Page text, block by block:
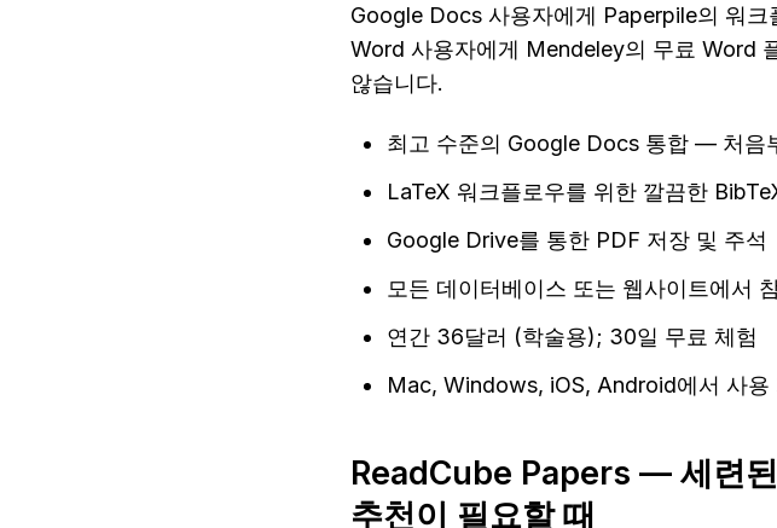
Google Docs 사용자에게 Paperpile의 워
Word 사용자에게 Mendeley의 무료 Word
않습니다.
최고 수준의 Google Docs 통합 — 처음
LaTeX 워크플로우를 위한 깔끔한
Google Drive를 통한 PDF 저장 및 주석
모든 데이터베이스 또는 웹사이트에서
연간 36달러 (학술용); 30일 무료 체험
Mac, Windows, iOS, Android에서 사용
ReadCube Papers — 세련
추천이 필요할 때